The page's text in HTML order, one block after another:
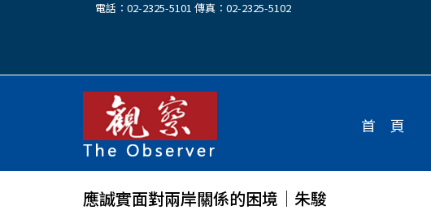
電話：02-2325-5101 傳真：02-2325-5102
首 頁
應誠實面對兩岸關係的困境│朱駿